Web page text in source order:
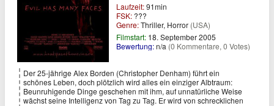
Laufzeit:91min
FSK: ???
Genre:Thriller, Horror (USA)
Filmstart: 18. September 2005
Bewertung:n/a (0 Kommentare, 0 Votes)
Der 25-jährige Alex Borden (Christopher Denham) führt ein
schönes Leben, doch plötzlich wird alles ein einziger Albtraum:
Beunruhigende Dinge geschehen mit ihm, auf unnatürliche Weise
wächst seine Intelligenz von Tag zu Tag. Er wird von schrecklichen